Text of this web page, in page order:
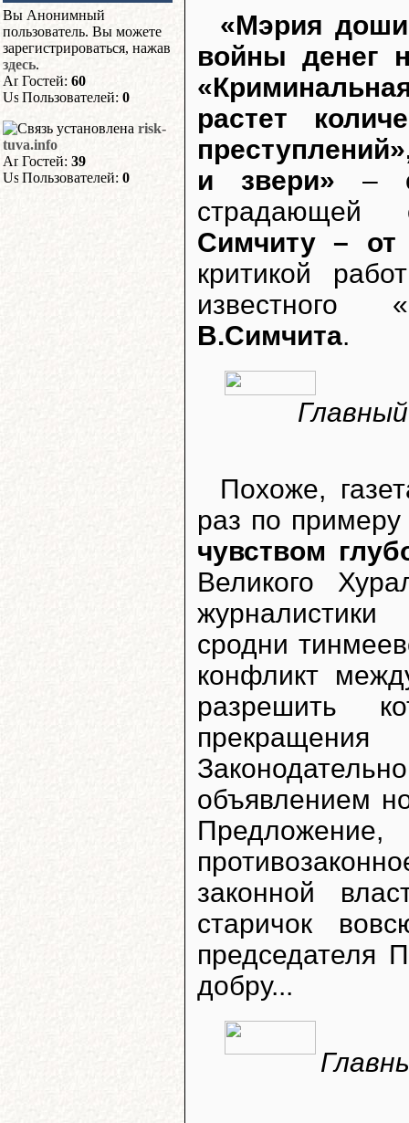
Вы Анонимный
пользователь. Вы можете
зарегистрироваться, нажав
здесь.
Гостей: 60
Пользователей: 0
risk-
tuva.info
Гостей: 39
Пользователей: 0
«Мэрия
войны денег
растет
и звери» – о
страдающей
Симчиту – от
критикой
известного
В.Симчита.
Похоже,
раз по
чувством
Великого
сродни
конфликт
разрешить
объявлением
законной
старичок
добру...